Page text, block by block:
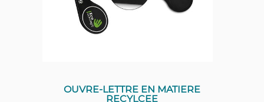
OUVRE-LETTRE EN MATIERE
RECYLCEE